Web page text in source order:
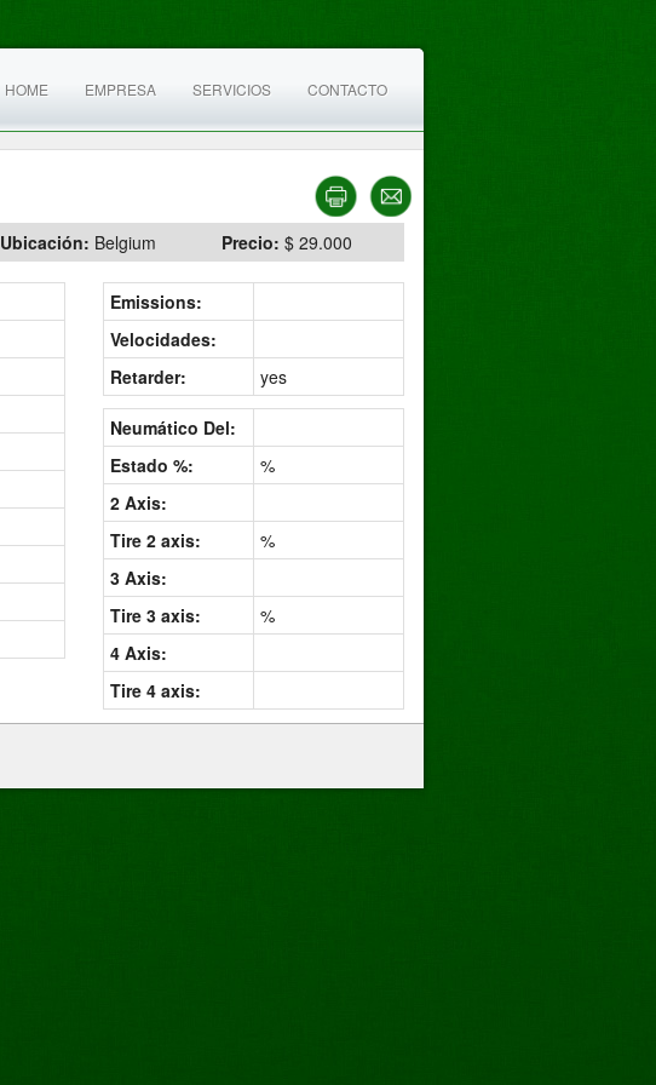
HOME EMPRESA SERVICIOS CONTACTO
Ubicación: Belgium Precio: $ 29.000
Emissions:
Velocidades:
Retarder:
yes
Neumático Del:
Estado %:
%
2 Axis:
Tire 2 axis:
%
3 Axis:
Tire 3 axis:
%
4 Axis:
Tire 4 axis: